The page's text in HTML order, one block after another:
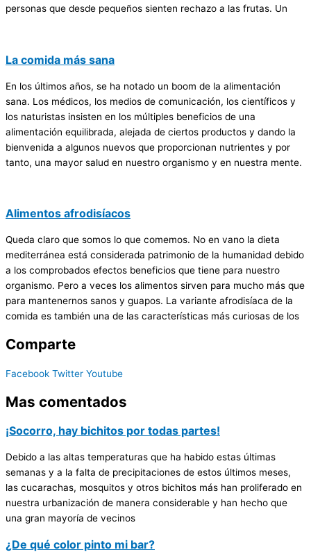
personas que desde pequeños sienten rechazo a las frutas. Un
La comida más sana
En los últimos años, se ha notado un boom de la alimentación
sana. Los médicos, los medios de comunicación, los científicos y
los naturistas insisten en los múltiples beneficios de una
alimentación equilibrada, alejada de ciertos productos y dando la
bienvenida a algunos nuevos que proporcionan nutrientes y por
tanto, una mayor salud en nuestro organismo y en nuestra mente.
Alimentos afrodisíacos
Queda claro que somos lo que comemos. No en vano la dieta
mediterránea está considerada patrimonio de la humanidad debido
a los comprobados efectos beneficios que tiene para nuestro
organismo. Pero a veces los alimentos sirven para mucho más que
para mantenernos sanos y guapos. La variante afrodisíaca de la
comida es también una de las características más curiosas de los
Comparte
Facebook Twitter Youtube
Mas comentados
¡Socorro, hay bichitos por todas partes!
Debido a las altas temperaturas que ha habido estas últimas
semanas y a la falta de precipitaciones de estos últimos meses,
las cucarachas, mosquitos y otros bichitos más han proliferado en
nuestra urbanización de manera considerable y han hecho que
una gran mayoría de vecinos
¿De qué color pinto mi bar?